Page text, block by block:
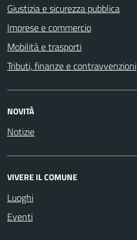
Giustizia e sicurezza pubblica
Imprese e commercio
Mobilità e trasporti
Tributi, finanze e contravvenzioni
NOVITÀ
Notizie
VIVERE IL COMUNE
Luoghi
Eventi